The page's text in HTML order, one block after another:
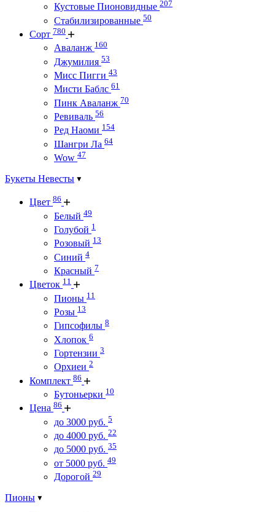
Кустовые Пионовидные 207
Стабилизированные 50
Сорт 780
Аваланж 160
Джумилия 53
Мисс Пигги 43
Мисти Баблс 61
Пинк Аваланж 70
Ревиваль 56
Ред Наоми 154
Шангри Ла 64
Wow 47
Букеты Невесты
Цвет 86
Белый 49
Голубой 1
Розовый 13
Синий 4
Красный 7
Цветок 11
Пионы 11
Розы 13
Гипсофилы 8
Хлопок 6
Гортензии 3
Орхиеи 2
Комплект 86
Бутоньерки 10
Цена 86
до 3000 руб. 5
до 4000 руб. 22
до 5000 руб. 35
от 5000 руб. 49
Дорогой 29
Пионы